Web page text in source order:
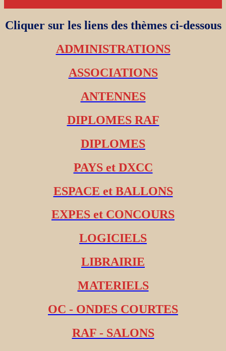
Cliquer sur les liens des thèmes ci-dessous
ADMINISTRATIONS
ASSOCIATIONS
ANTENNES
DIPLOMES RAF
DIPLOMES
PAYS et DXCC
ESPACE et BALLONS
EXPES et CONCOURS
LOGICIELS
LIBRAIRIE
MATERIELS
OC - ONDES COURTES
RAF - SALONS